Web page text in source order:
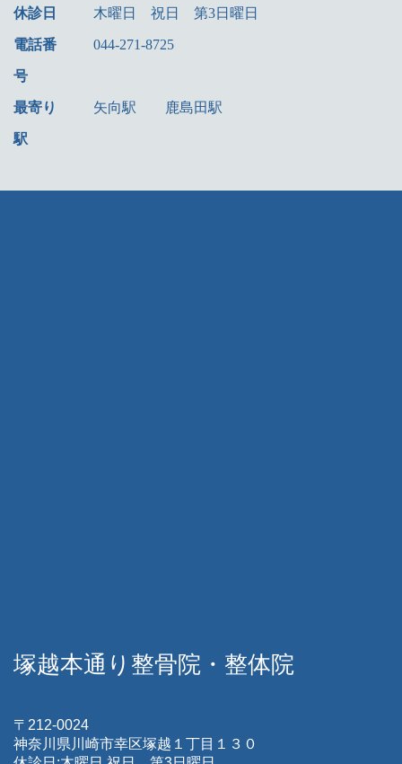
休診日 木曜日 祝日 第3日曜日
電話番
号
044-271-8725
最寄り
駅
矢向駅 鹿島田駅
塚越本通り整骨院・整体院
〒212-0024
神奈川県川崎市幸区塚越１丁目１３０